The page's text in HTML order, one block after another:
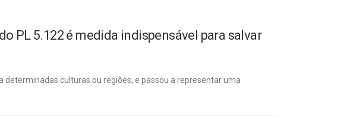
PL 5.122 é medida indispensável para salvar
culturas ou regiões, e passou a representar uma